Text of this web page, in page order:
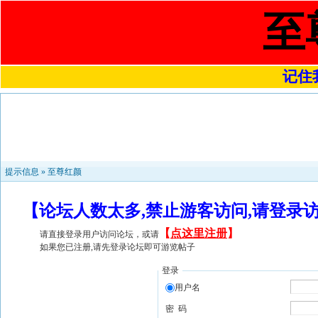
至
记住
提示信息 » 至尊红颜
【论坛人数太多,禁止游客访问,请登
请直接登录用户访问论坛，或请 【 点这里注册】
如果您已注册,请先登录论坛即可游览帖子
登录
用户名
密 码